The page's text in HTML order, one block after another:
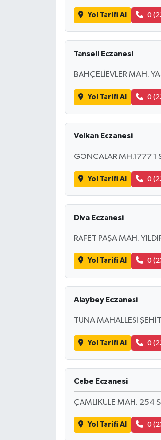
Yol Tarifi Al 0
Tanseli Eczanesi
BAHÇELİEVLER MAH.
Yol Tarifi Al 0
Volkan Eczanesi
GONCALAR MH.1777 1
Yol Tarifi Al 0
Diva Eczanesi
RAFET PAŞA MAH.
Yol Tarifi Al 0
Alaybey Eczanesi
TUNA MAHALLESİ
Yol Tarifi Al 0
Cebe Eczanesi
ÇAMLIKULE MAH. 254
Yol Tarifi Al 0